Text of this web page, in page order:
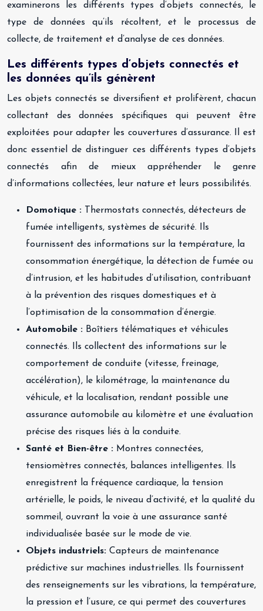
examinerons les différents types d’objets connectés, le
type de données qu’ils récoltent, et le processus de
collecte, de traitement et d’analyse de ces données.
Les différents types d’objets connectés et
les données qu’ils génèrent
Les objets connectés se diversifient et prolifèrent, chacun
collectant des données spécifiques qui peuvent être
exploitées pour adapter les couvertures d’assurance. Il est
donc essentiel de distinguer ces différents types d’objets
connectés afin de mieux appréhender le genre
d’informations collectées, leur nature et leurs possibilités.
Domotique :
Thermostats connectés, détecteurs de
fumée intelligents, systèmes de sécurité. Ils
fournissent des informations sur la température, la
consommation énergétique, la détection de fumée ou
d’intrusion, et les habitudes d’utilisation, contribuant
à la prévention des risques domestiques et à
l’optimisation de la consommation d’énergie.
Automobile : Boîtiers télématiques et véhicules
connectés. Ils collectent des informations sur le
comportement de conduite (vitesse, freinage,
accélération), le kilométrage, la maintenance du
véhicule, et la localisation, rendant possible une
assurance automobile au kilomètre et une évaluation
précise des risques liés à la conduite.
Santé et Bien-être : Montres connectées,
tensiomètres connectés, balances intelligentes. Ils
enregistrent la fréquence cardiaque, la tension
artérielle, le poids, le niveau d’activité, et la qualité du
sommeil, ouvrant la voie à une assurance santé
individualisée basée sur le mode de vie.
Objets industriels: Capteurs de maintenance
prédictive sur machines industrielles. Ils fournissent
des renseignements sur les vibrations, la température,
la pression et l’usure, ce qui permet des couvertures